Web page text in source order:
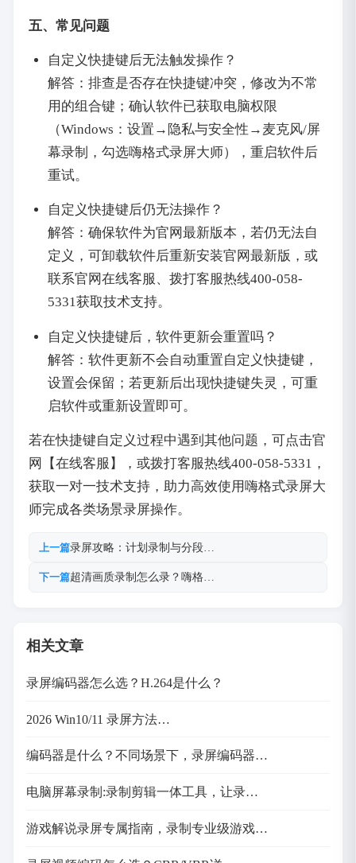
五、常见问题
自定义快捷键后无法触发操作？
解答：排查是否存在快捷键冲突，修改为不常
用的组合键；确认软件已获取电脑权限
（Windows：设置→隐私与安全性→麦克风/屏
幕录制，勾选嗨格式录屏大师），重启软件后
重试。
自定义快捷键后仍无法操作？
解答：确保软件为官网最新版本，若仍无法自
定义，可卸载软件后重新安装官网最新版，或
联系官网在线客服、拨打客服热线400-058-
5331获取技术支持。
自定义快捷键后，软件更新会重置吗？
解答：软件更新不会自动重置自定义快捷键，
设置会保留；若更新后出现快捷键失灵，可重
启软件或重新设置即可。
若在快捷键自定义过程中遇到其他问题，可点击官
网【在线客服】，或拨打客服热线400-058-5331，
获取一对一技术支持，助力高效使用嗨格式录屏大
师完成各类场景录屏操作。
上一篇录屏攻略：计划录制与分段…
下一篇超清画质录制怎么录？嗨格…
相关文章
录屏编码器怎么选？H.264是什么？
2026 Win10/11 录屏方法…
编码器是什么？不同场景下，录屏编码器…
电脑屏幕录制:录制剪辑一体工具，让录…
游戏解说录屏专属指南，录制专业级游戏…